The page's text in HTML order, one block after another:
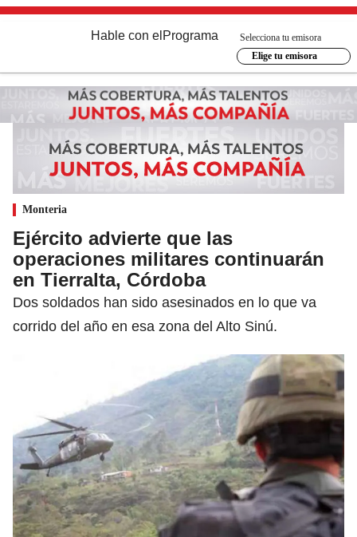
Hable con el Programa
Selecciona tu emisora
Elige tu emisora
Monteria
Ejército advierte que las
operaciones militares continuarán
en Tierralta, Córdoba
Dos soldados han sido asesinados en lo que va
corrido del año en esa zona del Alto Sinú.